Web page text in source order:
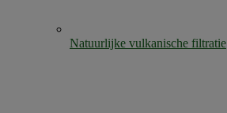
Natuurlijke vulkanische filtratie